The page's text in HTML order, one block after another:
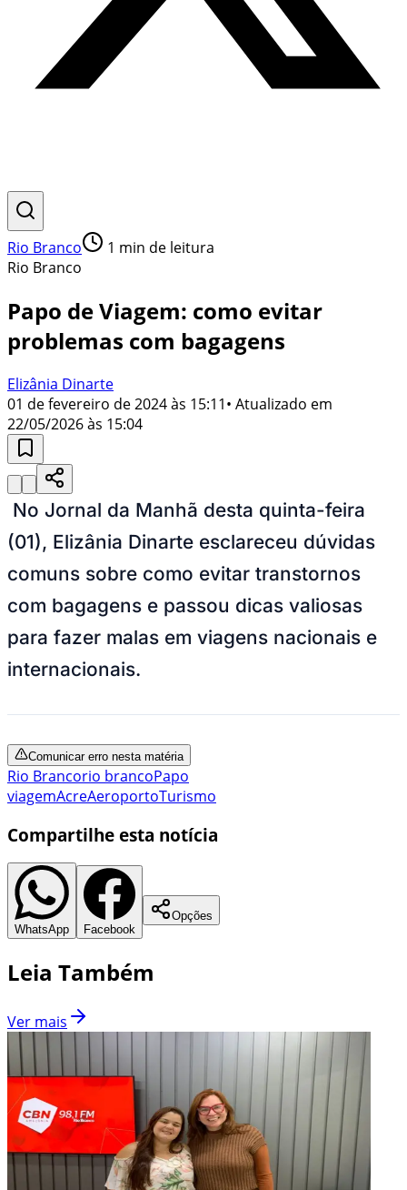
Rio Branco 1 min de leitura
Rio Branco
Papo de Viagem: como evitar
problemas com bagagens
Elizânia Dinarte
01 de fevereiro de 2024 às 15:11• Atualizado em
22/05/2026 às 15:04
No Jornal da Manhã desta quinta-feira
(01), Elizânia Dinarte esclareceu dúvidas
comuns sobre como evitar transtornos
com bagagens e passou dicas valiosas
para fazer malas em viagens nacionais e
internacionais.
Comunicar erro nesta matéria
Rio Brancorio brancoPapo
viagemAcreAeroportoTurismo
Compartilhe esta notícia
WhatsApp Facebook
Opções
Leia Também
Ver mais